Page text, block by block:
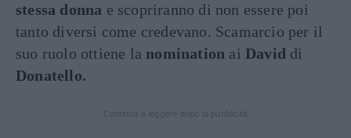
stessa donna e scopriranno di non essere poi
tanto diversi come credevano. Scamarcio per il
suo ruolo ottiene la nomination aiDavid di
Donatello.